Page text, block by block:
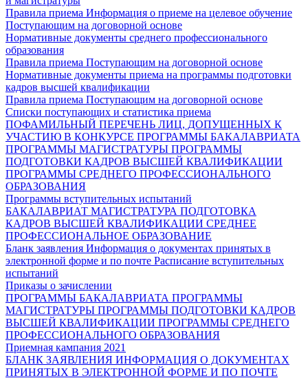
Правила приема Информация о приеме на целевое обучение
Поступающим на договорной основе
Нормативные документы среднего профессионального
образования
Правила приема Поступающим на договорной основе
Нормативные документы приема на программы подготовки
кадров высшей квалификации
Правила приема Поступающим на договорной основе
Списки поступающих и статистика приема
ПОФАМИЛЬНЫЙ ПЕРЕЧЕНЬ ЛИЦ, ДОПУЩЕННЫХ К
УЧАСТИЮ В КОНКУРСЕ ПРОГРАММЫ БАКАЛАВРИАТА
ПРОГРАММЫ МАГИСТРАТУРЫ ПРОГРАММЫ
ПОДГОТОВКИ КАДРОВ ВЫСШЕЙ КВАЛИФИКАЦИИ
ПРОГРАММЫ СРЕДНЕГО ПРОФЕССИОНАЛЬНОГО
ОБРАЗОВАНИЯ
Программы вступительных испытаний
БАКАЛАВРИАТ МАГИСТРАТУРА ПОДГОТОВКА
КАДРОВ ВЫСШЕЙ КВАЛИФИКАЦИИ СРЕДНЕЕ
ПРОФЕССИОНАЛЬНОЕ ОБРАЗОВАНИЕ
Бланк заявления Информация о документах принятых в
электронной форме и по почте Расписание вступительных
испытаний
Приказы о зачислении
ПРОГРАММЫ БАКАЛАВРИАТА ПРОГРАММЫ
МАГИСТРАТУРЫ ПРОГРАММЫ ПОДГОТОВКИ КАДРОВ
ВЫСШЕЙ КВАЛИФИКАЦИИ ПРОГРАММЫ СРЕДНЕГО
ПРОФЕССИОНАЛЬНОГО ОБРАЗОВАНИЯ
Приемная кампания 2021
БЛАНК ЗАЯВЛЕНИЯ ИНФОРМАЦИЯ О ДОКУМЕНТАХ
ПРИНЯТЫХ В ЭЛЕКТРОННОЙ ФОРМЕ И ПО ПОЧТЕ